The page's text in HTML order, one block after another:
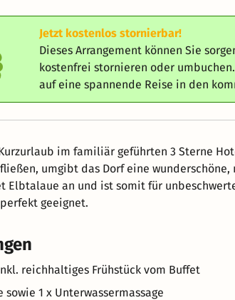
Jetzt kostenlos stornierbar!
Dieses Arrangement können Sie
kostenfrei stornieren oder
auf eine spannende Reise in den
im familiär geführten 3 Sterne
umgibt das Dorf eine
Elbtalaue an und ist somit für
geeignet.
reichhaltiges Frühstück vom Buffet
sowie 1 x Unterwassermassage